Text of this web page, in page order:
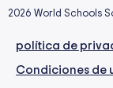
2026 World Schools
política de
Condiciones de